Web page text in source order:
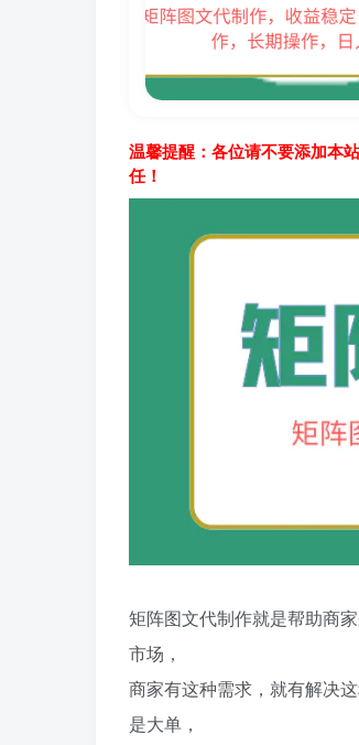
温馨提醒：各位请不要添加本
任！
矩阵图文代制作就是帮助商
市场，
商家有这种需求，就有解决
是大单，